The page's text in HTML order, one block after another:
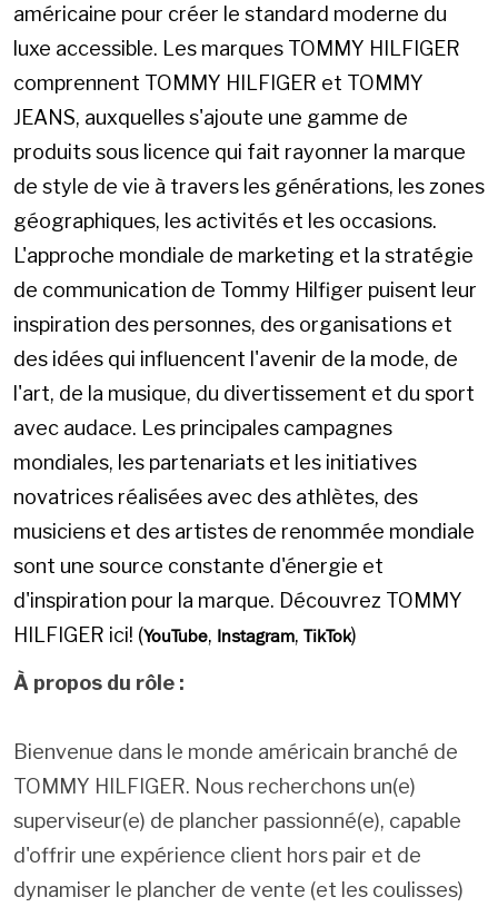
américaine pour créer le standard moderne du
luxe accessible. Les marques TOMMY HILFIGER
comprennent TOMMY HILFIGER et TOMMY
JEANS, auxquelles s'ajoute une gamme de
produits sous licence qui fait rayonner la marque
de style de vie à travers les générations, les zones
géographiques, les activités et les occasions.
L'approche mondiale de marketing et la stratégie
de communication de Tommy Hilfiger puisent leur
inspiration des personnes, des organisations et
des idées qui influencent l'avenir de la mode, de
l'art, de la musique, du divertissement et du sport
avec audace. Les principales campagnes
mondiales, les partenariats et les initiatives
novatrices réalisées avec des athlètes, des
musiciens et des artistes de renommée mondiale
sont une source constante d'énergie et
d'inspiration pour la marque. Découvrez TOMMY
HILFIGER ici! (YouTube, Instagram, TikTok)
À propos du rôle :
Bienvenue dans le monde américain branché de
TOMMY HILFIGER. Nous recherchons un(e)
superviseur(e) de plancher passionné(e), capable
d'offrir une expérience client hors pair et de
dynamiser le plancher de vente (et les coulisses)